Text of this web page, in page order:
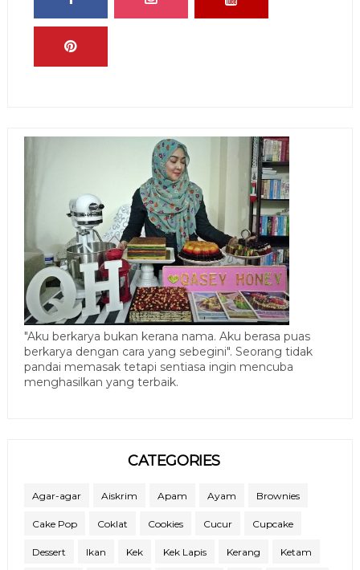
"Aku berkarya bukan kerana nama. Aku berasa puas
berkarya dengan cara yang sebegini". Seorang tidak
pandai memasak tetapi sentiasa ingin mencuba
menghasilkan yang terbaik.
CATEGORIES
Agar-agar Aiskrim Apam Ayam Brownies
Cake Pop Coklat Cookies Cucur Cupcake
Dessert Ikan Kek Kek Lapis Kerang Ketam